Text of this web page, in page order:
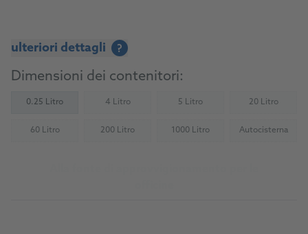
ulteriori dettagli ?
Dimensioni dei contenitori:
0.25 Litro 4 Litro
(Not available) 5 Litro(Not available) 20 Litro
(Not
60 Litro
(Not available) 200 Litro(Not available) 1000 Litro(Not available)Autocisterna
(Not